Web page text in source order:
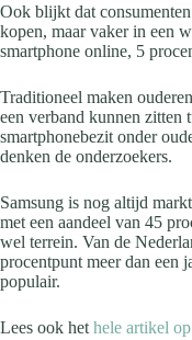
Ook blijkt dat
kopen, maar vaker in een
smartphone online, 5
Traditioneel maken
een verband kunnen zitten
smartphonebezit onder
denken de onderzoekers.
Samsung is nog altijd
met een aandeel van 45
wel terrein. Van de
procentpunt meer dan een
populair.
Lees ook het hele artikel